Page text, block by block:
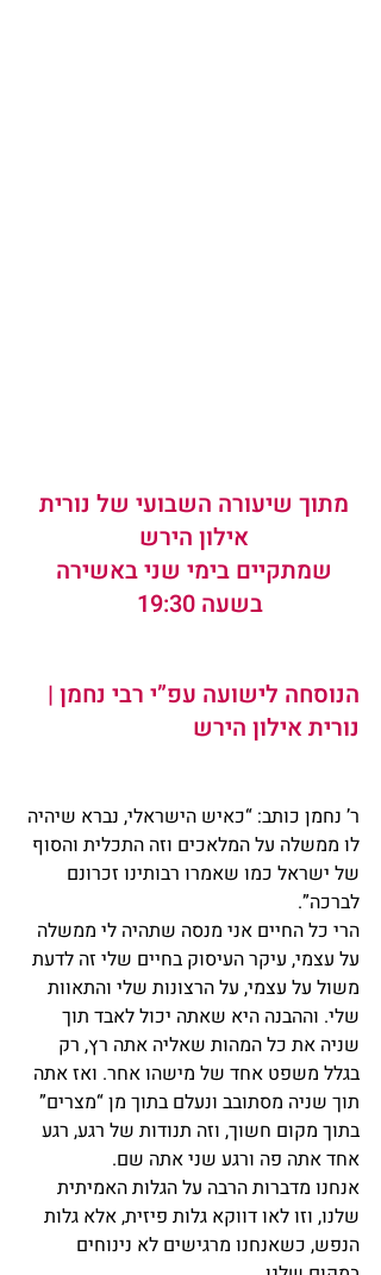
מתוך שיעורה השבועי של נורית
אילון הירש
שמתקיים בימי שני באשירה
בשעה 19:30
הנוסחה לישועה עפ”י רבי נחמן |
נורית אילון הירש
ר’ נחמן כותב: “כאיש הישראלי, נברא שיהיה
לו ממשלה על המלאכים וזה התכלית והסוף
של ישראל כמו שאמרו רבותינו זכרונם
לברכה”.
הרי כל החיים אני מנסה שתהיה לי ממשלה
על עצמי, עיקר העיסוק בחיים שלי זה לדעת
משול על עצמי, על הרצונות שלי והתאוות
שלי. וההבנה היא שאתה יכול לאבד תוך
שניה את כל המהות שאליה אתה רץ, רק
בגלל משפט אחד של מישהו אחר. ואז אתה
תוך שניה מסתובב ונעלם בתוך מן “מצרים”
בתוך מקום חשוך, וזה תנודות של רגע, רגע
אחד אתה פה ורגע שני אתה שם.
אנחנו מדברות הרבה על הגלות האמיתית
שלנו, וזו לאו דווקא גלות פיזית, אלא גלות
הנפש, כשאנחנו מרגישים לא נינוחים